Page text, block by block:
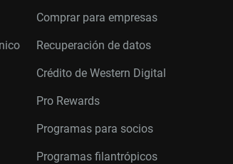
Comprar para empresas
Recuperación de datos
Crédito de Western Digital
Pro Rewards
Programas para socios
Programas filantrópicos